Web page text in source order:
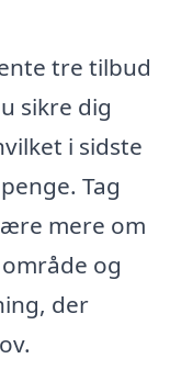
tre tilbud
sikre dig
i sidste
Tag
mere om
og
der